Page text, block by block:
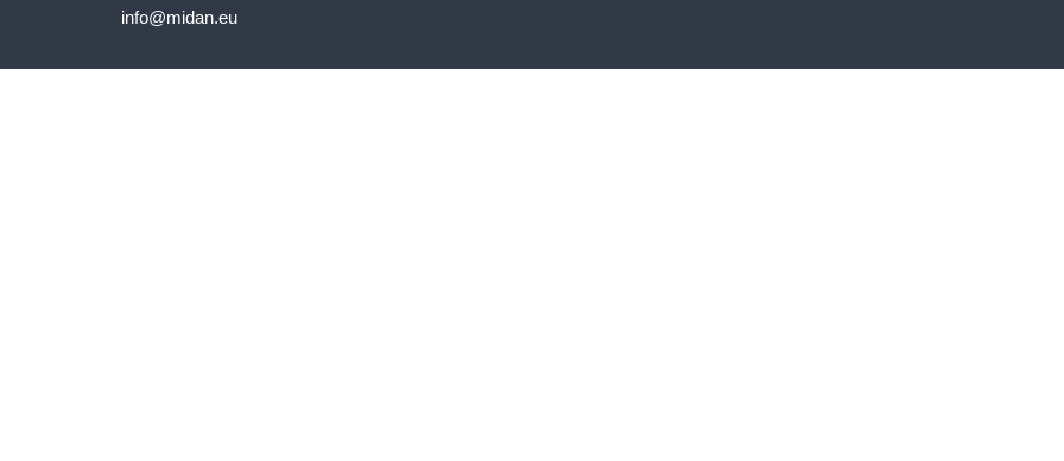
info@midan.eu